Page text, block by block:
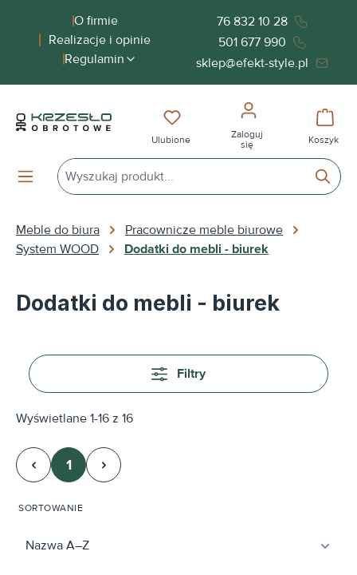
zawartościO firmie
Realizacje i opinie
Regulamin
76 832 10 28
501 677 990
sklep@efekt-style.pl
Masz 0 przedmioty na liście
Ulubione
Zaloguj
się
Koszyk
Meble do biura
Pracownicze meble biurowe
System WOOD
Dodatki do mebli - biurek
Dodatki do mebli - biurek
Filtry
Wyświetlane 1-16 z 16
Strona
1
SORTOWANIE